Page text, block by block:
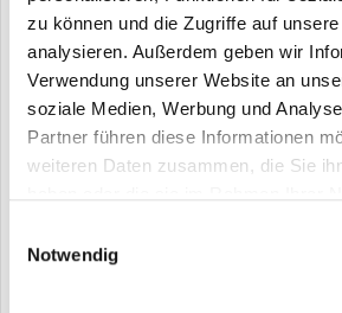
zu können und die Zugriffe auf
analysieren. Außerdem geben wir
Verwendung unserer Website an
soziale Medien, Werbung und
Partner führen diese Informationen
weiteren Daten zusammen, die Sie
Notwendig
sorgen. Zudem machen visuelle
Personen auf den laufenden